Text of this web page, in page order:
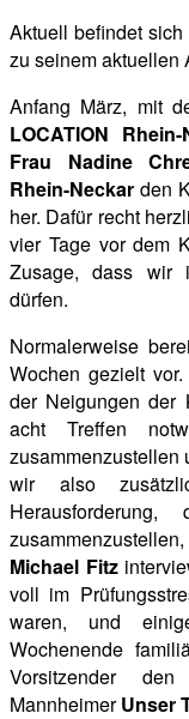
Aktuell befindet sich
zu seinem aktuellen
Anfang März, mit
LOCATION Rhein-
Frau Nadine
Rhein-Neckar den
her. Dafür recht
vier Tage vor dem
Zusage, dass wir
dürfen.
Normalerweise
Wochen gezielt
der Neigungen der
acht Treffen
zusammenzustellen
wir also
Michael Fitz
voll im
waren, und
Wochenende
Vorsitzender
MannheimerUnser